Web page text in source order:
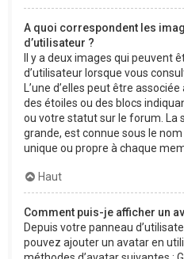
A quoi correspondent les
d’utilisateur ?
Il y a deux images qui peuvent
d’utilisateur lorsque vous
L’une d’elles peut être
des étoiles ou des blocs
ou votre statut sur le forum. La
grande, est connue sous le
unique ou propre à chaque
Haut
Comment puis-je afficher un
Depuis votre panneau
pouvez ajouter un avatar en